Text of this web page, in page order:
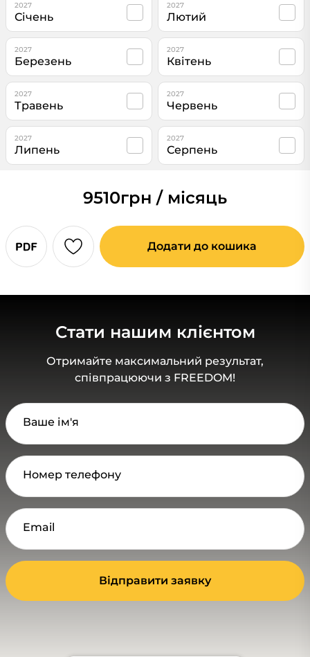
2027
Січень
2027
Лютий
2027
Березень
2027
Квітень
2027
Травень
2027
Червень
2027
Липень
2027
Серпень
9510грн / місяць
Додати до кошика
Стати нашим клієнтом
Отримайте максимальний результат,
співпрацюючи з FREEDOM!
Ваше ім'я
Номер телефону
Email
Відправити заявку